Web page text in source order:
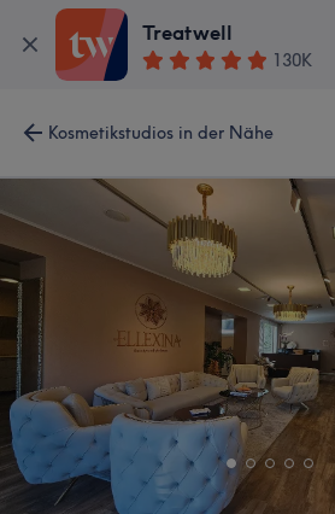
Treatwell
130K
Kosmetikstudios in der Nähe